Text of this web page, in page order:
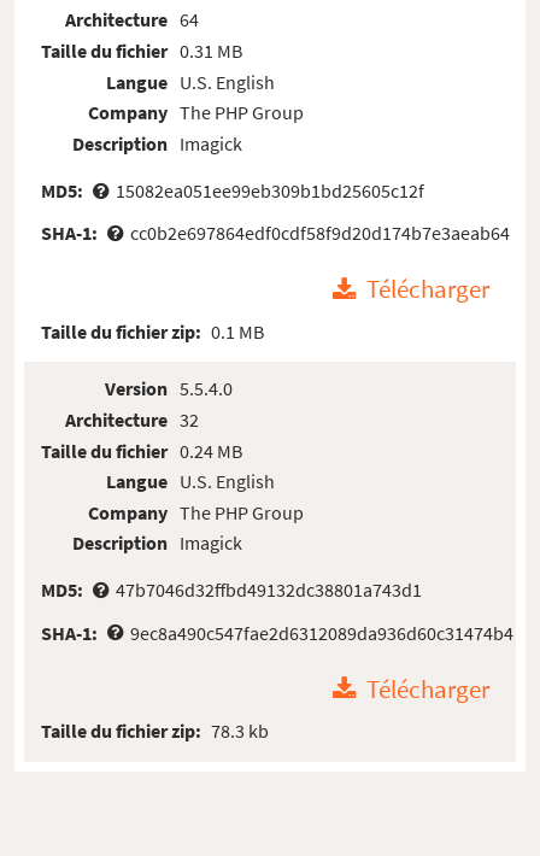
Architecture
Taille du fichier
Langue
Company
Description
64
0.31 MB
U.S. English
The PHP Group
Imagick
MD5:
15082ea051ee99eb309b1bd25605c12f
SHA-1:
cc0b2e697864edf0cdf58f9d20d174b7e3aeab64
Télécharger
Taille du fichier zip: 0.1 MB
Version
Architecture
Taille du fichier
Langue
Company
Description
5.5.4.0
32
0.24 MB
U.S. English
The PHP Group
Imagick
MD5:
47b7046d32ffbd49132dc38801a743d1
SHA-1:
9ec8a490c547fae2d6312089da936d60c31474b4
Télécharger
Taille du fichier zip: 78.3 kb